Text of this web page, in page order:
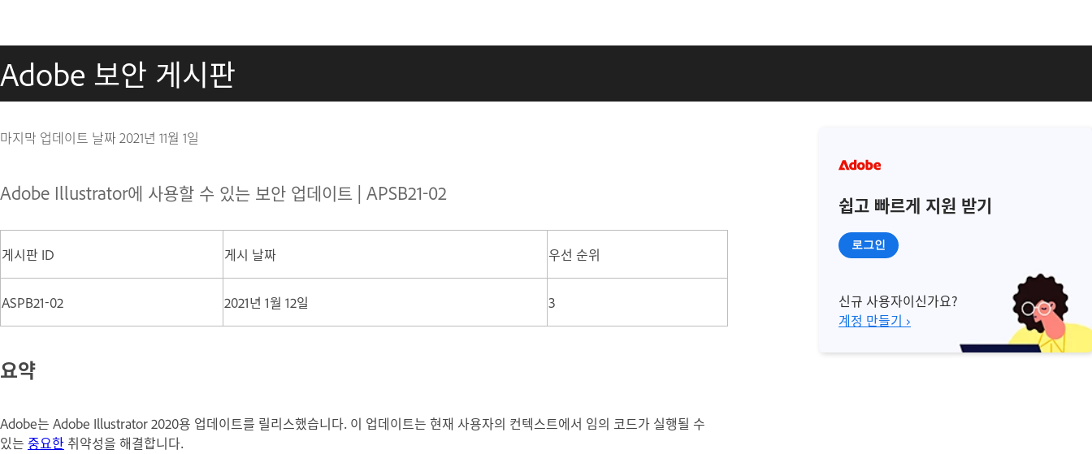
Adobe 보안 게시판
마지막 업데이트 날짜2021년 11월 1일
Adobe Illustrator에 사용할 수 있는 보안 업데이트 | APSB21-02
게시판 ID 게시 날짜 우선 순위
ASPB21-02 2021년 1월 12일 3
요약
Adobe는 Adobe Illustrator 2020용 업데이트를 릴리스했습니다. 이 업데이트는 현재 사용자의 컨텍스트에서 임의 코드가 실행될 수
있는 중요한 취약성을 해결합니다.
쉽고 빠르게 지원 받기
로그인
신규 사용자이신가요?
계정 만들기 ›